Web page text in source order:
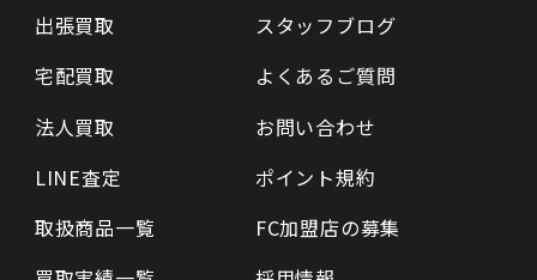
出張買取
宅配買取
法人買取
LINE査定
取扱商品一覧
スタッフブログ
よくあるご質問
お問い合わせ
ポイント規約
FC加盟店の募集